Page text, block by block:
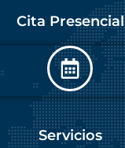
Cita Presencial
Servicios